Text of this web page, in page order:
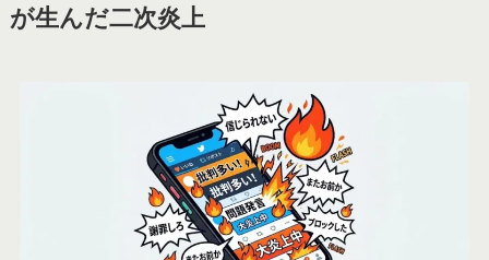
が生んだ二次炎上